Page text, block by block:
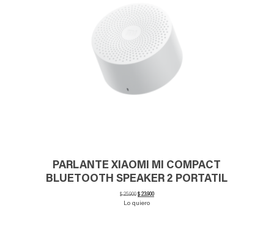
PARLANTE XIAOMI MI COMPACT
BLUETOOTH SPEAKER 2 PORTATIL
$25.900 El
precio
original
$23.900El
Lo quiero